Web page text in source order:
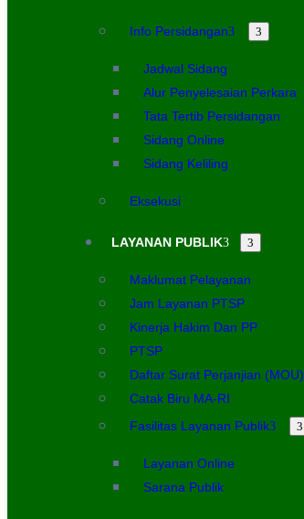
Info Persidangan
Jadwal Sidang
Alur Penyelesaian Perkara
Tata Tertib Persidangan
Sidang Online
Sidang Keliling
Eksekusi
LAYANAN PUBLIK
Maklumat Pelayanan
Jam Layanan PTSP
Kinerja Hakim Dan PP
PTSP
Daftar Surat Perjanjian (MOU)
Catak Biru MA-RI
Fasilitas Layanan Publik
Layanan Online
Sarana Publik